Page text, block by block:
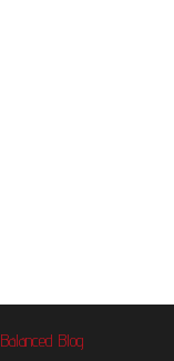
Balanced Blog